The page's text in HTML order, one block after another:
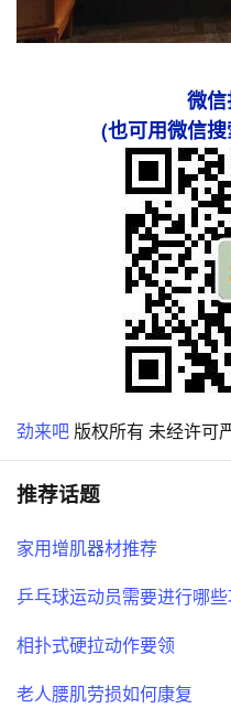
微
(也可用微信
劲来吧 版权所有 未经许可
推荐话题
家用增肌器材推荐
乒乓球运动员需要进行哪
相扑式硬拉动作要领
老人腰肌劳损如何康复